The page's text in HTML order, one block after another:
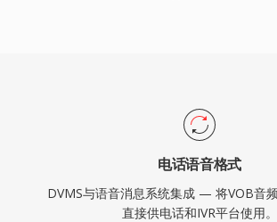
电话语音格式
DVMS与语音消息系统集成 — 将VOB音
直接供电话和IVR平台使用。